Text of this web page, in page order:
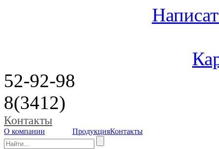
52-92-98
8(3412)
Контакты
О компании ПродукцияКонтакты